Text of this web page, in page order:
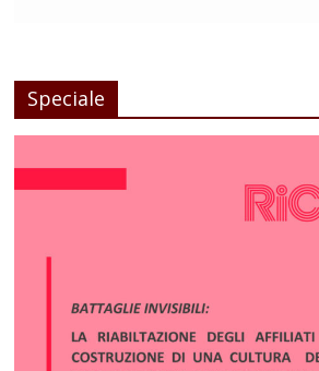
Speciale